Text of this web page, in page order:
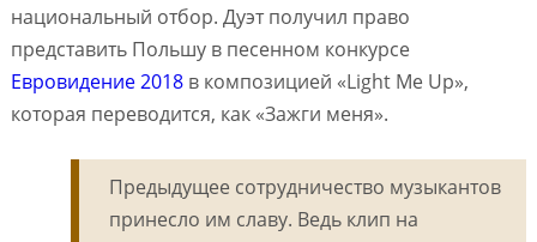
национальный отбор. Дуэт получил право
представить Польшу в песенном конкурсе
Евровидение 2018в композицией «Light Me Up»,
которая переводится, как «Зажги меня».
Предыдущее сотрудничество музыкантов
принесло им славу. Ведь клип на